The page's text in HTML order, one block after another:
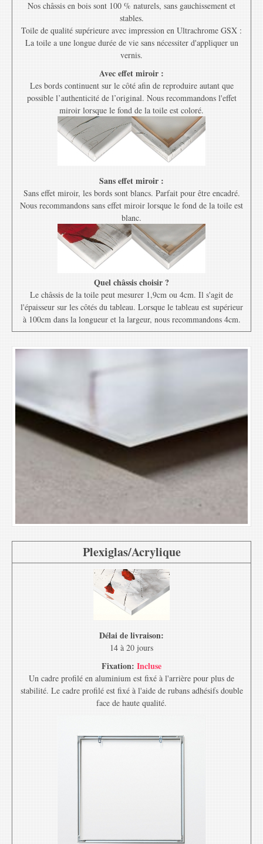
Nos châssis en bois sont 100 % naturels, sans gauchissement et
stables.
Toile de qualité supérieure avec impression en Ultrachrome GSX :
La toile a une longue durée de vie sans nécessiter d'appliquer un
vernis.
Avec effet miroir :
Les bords continuent sur le côté afin de reproduire autant que
possible l’authenticité de l’original. Nous recommandons l'effet
miroir lorsque le fond de la toile est coloré.
Sans effet miroir :
Sans effet miroir, les bords sont blancs. Parfait pour être encadré.
Nous recommandons sans effet miroir lorsque le fond de la toile est
blanc.
Quel châssis choisir ?
Le châssis de la toile peut mesurer 1,9cm ou 4cm. Il s'agit de
l'épaisseur sur les côtés du tableau. Lorsque le tableau est supérieur
à 100cm dans la longueur et la largeur, nous recommandons 4cm.
Plexiglas/Acrylique
Délai de livraison:
14 à 20 jours
Fixation: Incluse
Un cadre profilé en aluminium est fixé à l'arrière pour plus de
stabilité. Le cadre profilé est fixé à l'aide de rubans adhésifs double
face de haute qualité.